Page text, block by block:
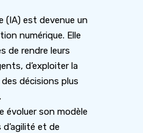
(IA) est devenue un
numérique. Elle
de rendre leurs
d’exploiter la
décisions plus
évoluer son modèle
et de